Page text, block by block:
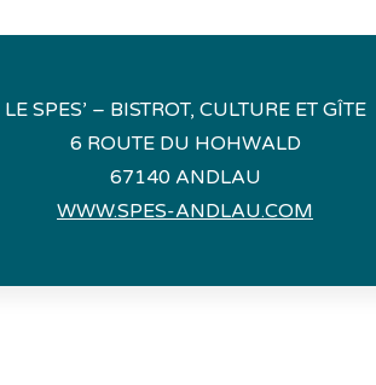
LE SPES’ – BISTROT, CULTURE ET GÎTE
6 ROUTE DU HOHWALD
67140 ANDLAU
WWW.SPES-ANDLAU.COM